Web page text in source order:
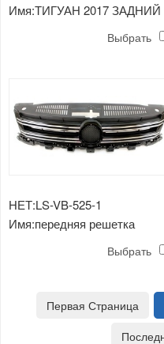
Имя:ТИГУАН 2017 ЗАДНИЙ
Выбрать
НЕТ:LS-VB-525-1
Имя:передняя решетка
Выбрать
Первая Страница